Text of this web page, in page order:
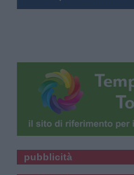
pubblicità